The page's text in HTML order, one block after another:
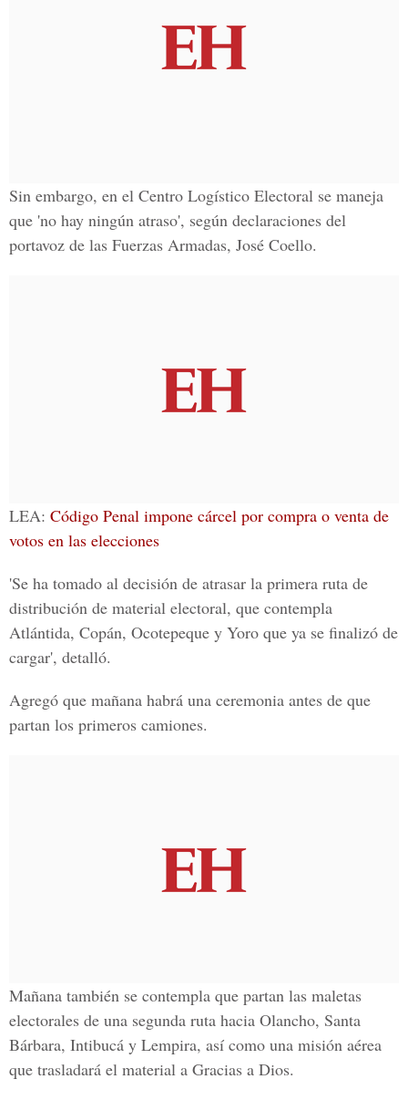
Sin embargo, en el Centro Logístico Electoral se maneja
que 'no hay ningún atraso', según declaraciones del
portavoz de las Fuerzas Armadas, José Coello.
LEA: Código Penal impone cárcel por compra o venta de
votos en las elecciones
'Se ha tomado al decisión de atrasar la primera ruta de
distribución de material electoral, que contempla
Atlántida, Copán, Ocotepeque y Yoro que ya se finalizó de
cargar', detalló.
Agregó que mañana habrá una ceremonia antes de que
partan los primeros camiones.
Mañana también se contempla que partan las maletas
electorales de una segunda ruta hacia Olancho, Santa
Bárbara, Intibucá y Lempira, así como una misión aérea
que trasladará el material a Gracias a Dios.